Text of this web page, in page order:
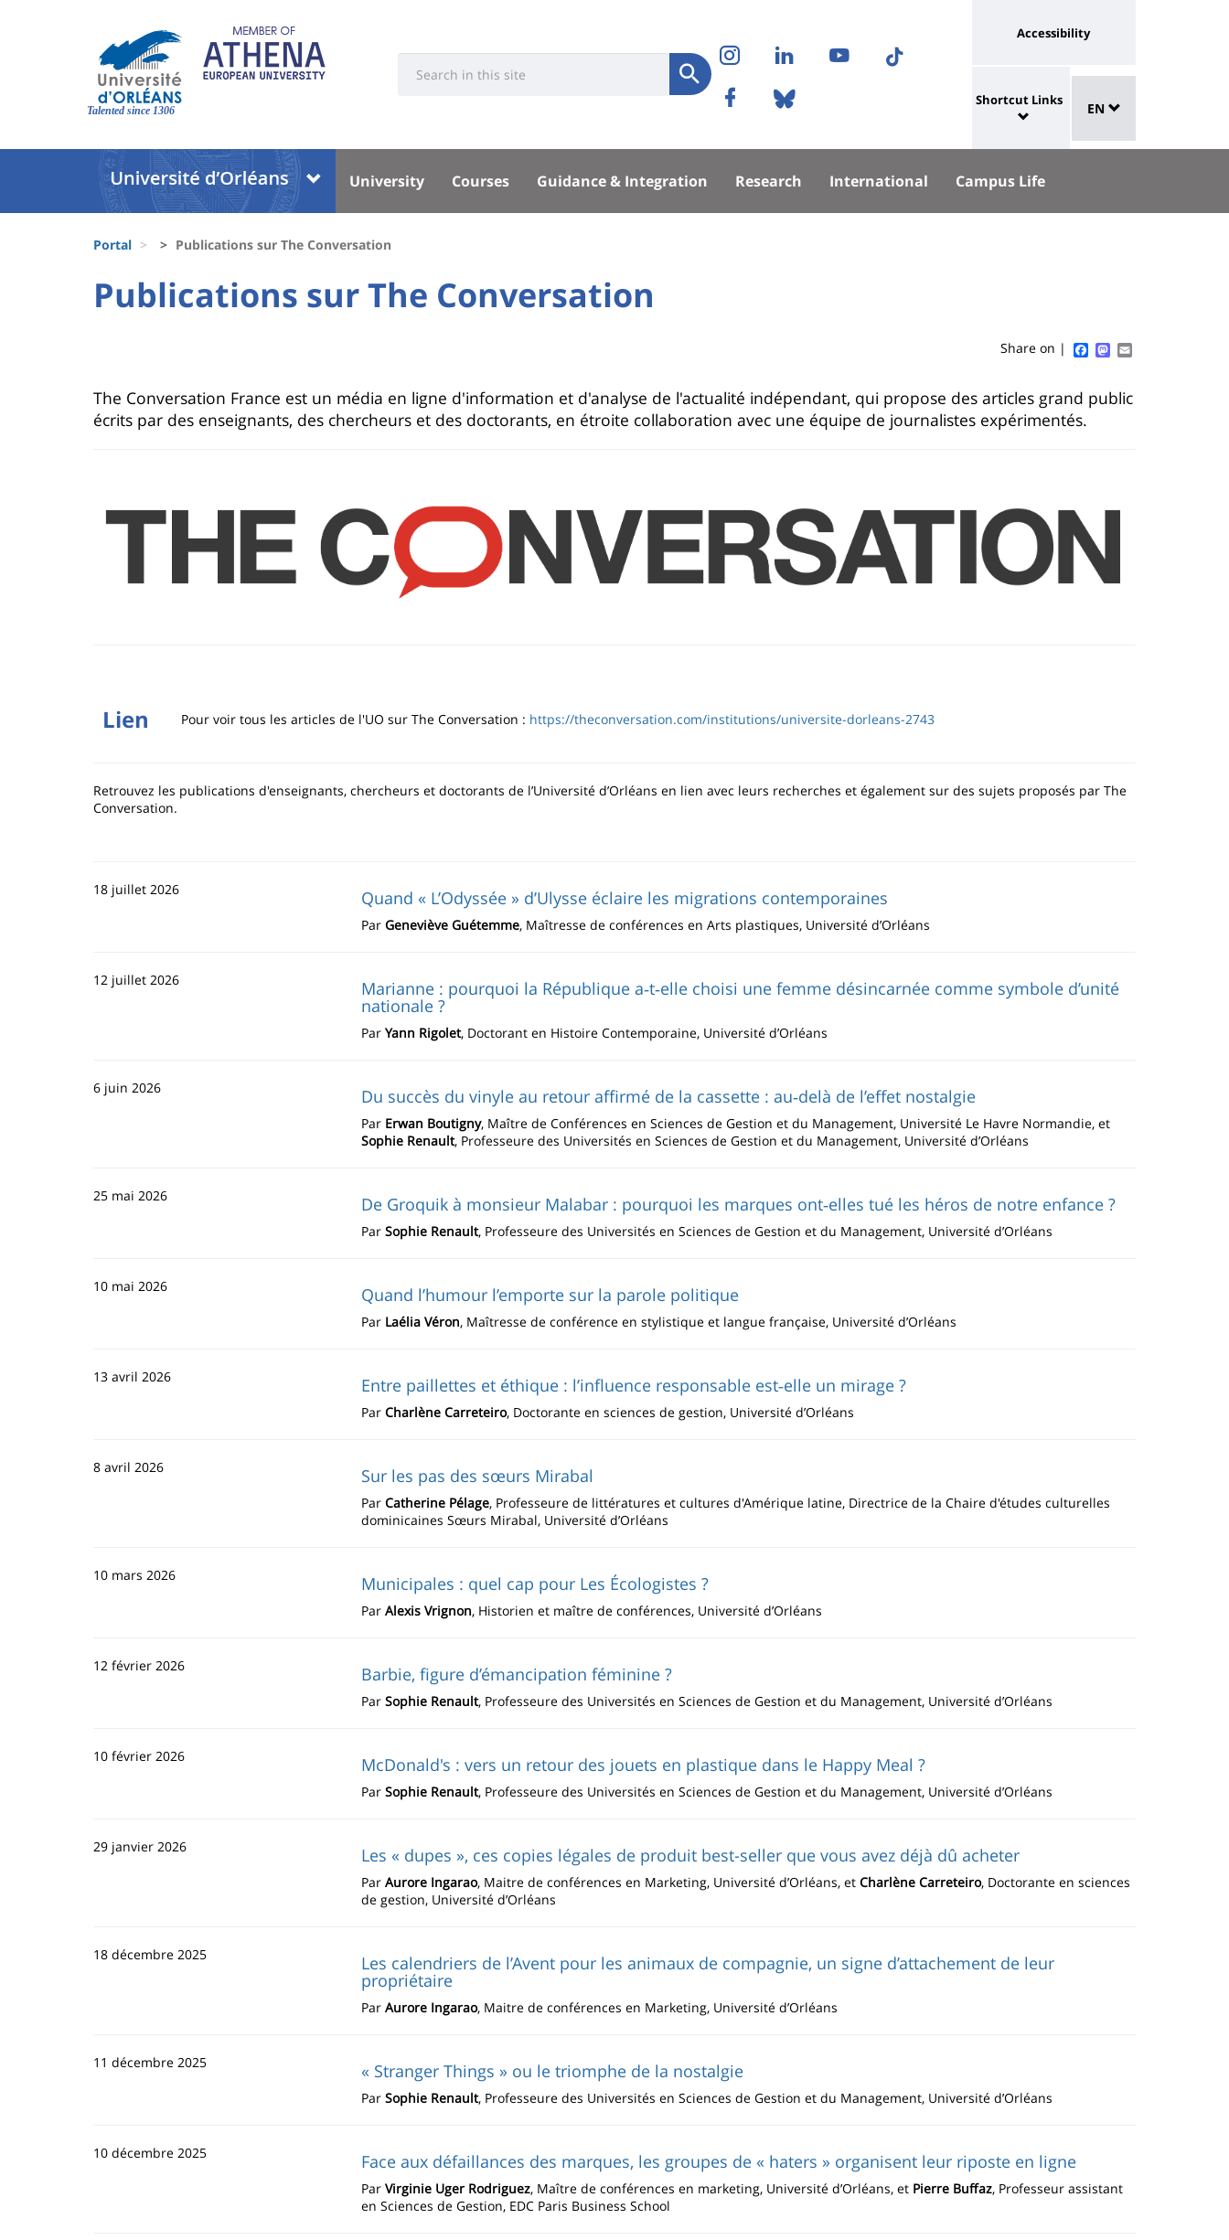
Site
Talented since 1306
Université
Submit
Réseaux
sociaux
Instagram
LinkedInYoutubeTikTok
FacebookBluesky
Université
lien
vers
page
accessibilité
Accessibility
University
:
Shortcut
Links
Shortcut Links Sélecteur
de
langue
EN
Université
Block
liste
des
composantes
Menu
principal
University Courses Guidance & Integration Research International Campus Life
d'Ariane
Portal Publications sur The Conversation
University
University
content
Titre
Publications sur The Conversation
Share on | Facebook
Mastodon
Contenu
de
principale
The Conversation France est un média en ligne d'information et d'analyse de l'actualité indépendant, qui propose des articles grand public
écrits par des enseignants, des chercheurs et des doctorants, en étroite collaboration avec une équipe de journalistes expérimentés.
Lien Pour voir tous les articles de l'UO sur The Conversation : https://theconversation.com/institutions/universite-dorleans-2743
Retrouvez les publications d'enseignants, chercheurs et doctorants de l’Université d’Orléans en lien avec leurs recherches et également sur des sujets proposés par The
Conversation.
18 juillet 2026 Quand « L’Odyssée » d’Ulysse éclaire les migrations contemporaines
Par Geneviève Guétemme, Maîtresse de conférences en Arts plastiques, Université d’Orléans
12 juillet 2026 Marianne : pourquoi la République a‑t‑elle choisi une femme désincarnée comme symbole d’unité
nationale ?
Par Yann Rigolet, Doctorant en Histoire Contemporaine, Université d’Orléans
6 juin 2026 Du succès du vinyle au retour affirmé de la cassette : au‑delà de l’effet nostalgie
Par Erwan Boutigny, Maître de Conférences en Sciences de Gestion et du Management, Université Le Havre Normandie, et
Sophie Renault, Professeure des Universités en Sciences de Gestion et du Management, Université d’Orléans
25 mai 2026 De Groquik à monsieur Malabar : pourquoi les marques ont‑elles tué les héros de notre enfance ?
Par Sophie Renault, Professeure des Universités en Sciences de Gestion et du Management, Université d’Orléans
10 mai 2026 Quand l’humour l’emporte sur la parole politique
Par Laélia Véron, Maîtresse de conférence en stylistique et langue française, Université d’Orléans
13 avril 2026 Entre paillettes et éthique : l’influence responsable est‑elle un mirage ?
Par Charlène Carreteiro, Doctorante en sciences de gestion, Université d’Orléans
8 avril 2026 Sur les pas des sœurs Mirabal
Par Catherine Pélage, Professeure de littératures et cultures d'Amérique latine, Directrice de la Chaire d'études culturelles
dominicaines Sœurs Mirabal, Université d’Orléans
10 mars 2026 Municipales : quel cap pour Les Écologistes ?
Par Alexis Vrignon, Historien et maître de conférences, Université d’Orléans
12 février 2026 Barbie, figure d’émancipation féminine ?
Par Sophie Renault, Professeure des Universités en Sciences de Gestion et du Management, Université d’Orléans
10 février 2026 McDonald's : vers un retour des jouets en plastique dans le Happy Meal ?
Par Sophie Renault, Professeure des Universités en Sciences de Gestion et du Management, Université d’Orléans
29 janvier 2026 Les « dupes », ces copies légales de produit best-seller que vous avez déjà dû acheter
Par Aurore Ingarao, Maitre de conférences en Marketing, Université d’Orléans, et Charlène Carreteiro, Doctorante en sciences
de gestion, Université d’Orléans
18 décembre 2025 Les calendriers de l’Avent pour les animaux de compagnie, un signe d’attachement de leur
propriétaire
Par Aurore Ingarao, Maitre de conférences en Marketing, Université d’Orléans
11 décembre 2025 « Stranger Things » ou le triomphe de la nostalgie
Par Sophie Renault, Professeure des Universités en Sciences de Gestion et du Management, Université d’Orléans
10 décembre 2025 Face aux défaillances des marques, les groupes de « haters » organisent leur riposte en ligne
Par Virginie Uger Rodriguez, Maître de conférences en marketing, Université d’Orléans, etPierre Buffaz, Professeur assistant
en Sciences de Gestion, EDC Paris Business School